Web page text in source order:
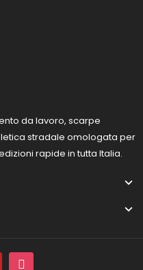
da lavoro, scarpe
stradale omologata per
rapide in tutta Italia.